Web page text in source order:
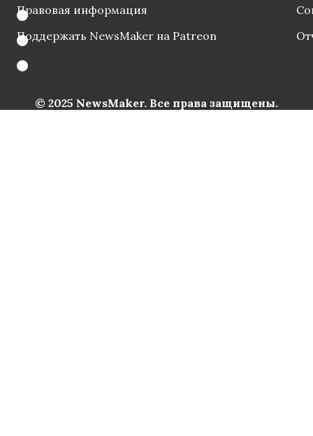
Правовая информация
Поддержать NewsMaker на Patreon
© 2025 NewsMaker. Все права защищены.